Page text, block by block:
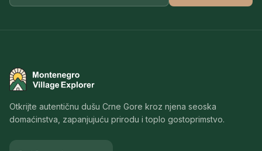
Montenegro Village Explorer
Otkrijte autentičnu dušu Crne Gore kroz njena seoska
domaćinstva, zapanjujuću prirodu i toplo gostoprimstvo.